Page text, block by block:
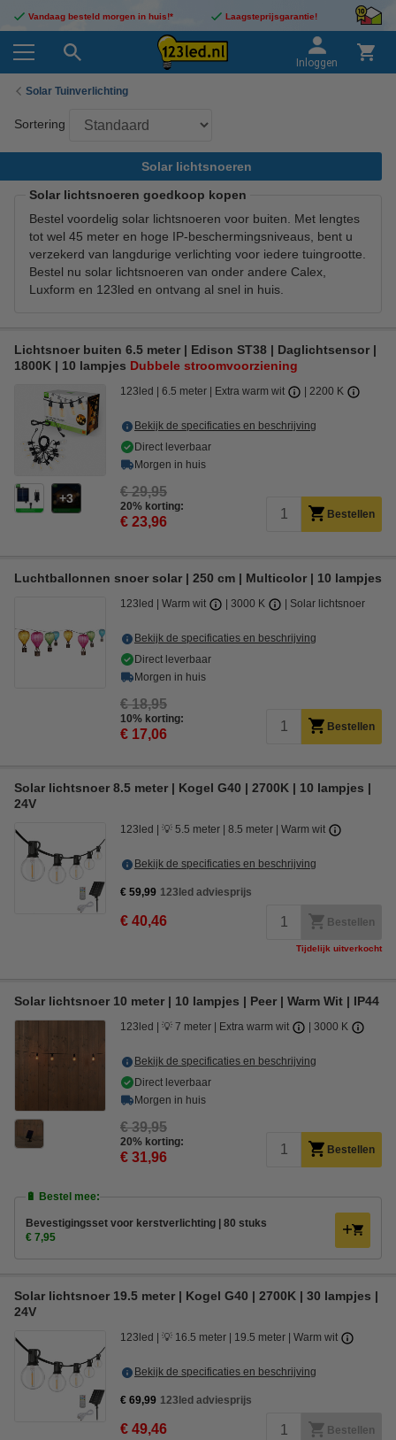
Vandaag besteld morgen in huis!* Laagsteprijsgarantie!
Inloggen
Solar Tuinverlichting
Sortering
Solar lichtsnoeren
Solar lichtsnoeren goedkoop kopen
Bestel voordelig solar lichtsnoeren voor buiten. Met lengtes
tot wel 45 meter en hoge IP-beschermingsniveaus, bent u
verzekerd van langdurige verlichting voor iedere tuingrootte.
Bestel nu solar lichtsnoeren van onder andere Calex,
Luxform en 123led en ontvang al snel in huis.
Lichtsnoer buiten 6.5 meter | Edison ST38 | Daglichtsensor |
1800K | 10 lampjes Dubbele stroomvoorziening
3
123led 6.5 meter Extra warm wit 2200 K
Bekijk de specificaties en beschrijving
Direct leverbaar
Morgen in huis
€ 29,95
20% korting:
€ 23,96 Bestellen
Luchtballonnen snoer solar | 250 cm | Multicolor | 10 lampjes
123led Warm wit 3000 K Solar lichtsnoer
Bekijk de specificaties en beschrijving
Direct leverbaar
Morgen in huis
€ 18,95
10% korting:
€ 17,06 Bestellen
Solar lichtsnoer 8.5 meter | Kogel G40 | 2700K | 10 lampjes |
24V
123led 💡 5.5 meter 8.5 meter Warm wit
Bekijk de specificaties en beschrijving
€ 59,99 123led adviesprijs
€ 40,46 Bestellen
Tijdelijk uitverkocht
Solar lichtsnoer 10 meter | 10 lampjes | Peer | Warm Wit | IP44
123led 💡 7 meter Extra warm wit 3000 K
Bekijk de specificaties en beschrijving
Direct leverbaar
Morgen in huis
€ 39,95
20% korting:
€ 31,96 Bestellen
🔋 Bestel mee:
Bevestigingsset voor kerstverlichting | 80 stuks
€ 7,95
Solar lichtsnoer 19.5 meter | Kogel G40 | 2700K | 30 lampjes |
24V
123led 💡 16.5 meter 19.5 meter Warm wit
Bekijk de specificaties en beschrijving
€ 69,99 123led adviesprijs
€ 49,46 Bestellen